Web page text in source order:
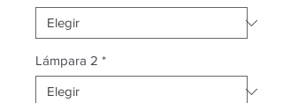
Lámpara 2 *